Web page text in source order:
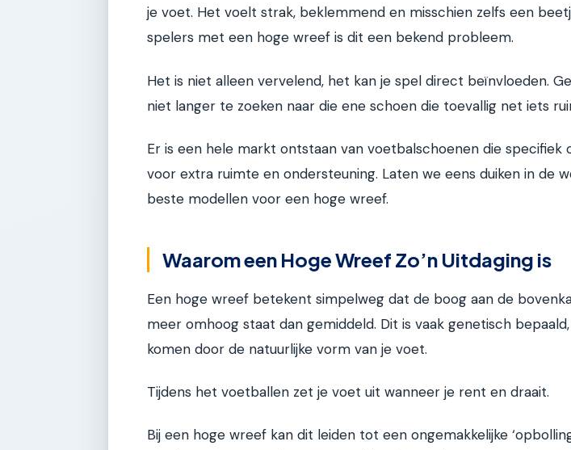
je voet. Het voelt strak, beklemmend en misschien zelfs een
spelers met een hoge wreef is dit een bekend probleem.
Het is niet alleen vervelend, het kan je spel direct beïnvloeden.
niet langer te zoeken naar die ene schoen die toevallig net iets
Er is een hele markt ontstaan van voetbalschoenen die specifiek
voor extra ruimte en ondersteuning. Laten we eens duiken in de
beste modellen voor een hoge wreef.
Waarom een Hoge Wreef Zo’n Uitdaging is
Een hoge wreef betekent simpelweg dat de boog aan de
meer omhoog staat dan gemiddeld. Dit is vaak genetisch
komen door de natuurlijke vorm van je voet.
Tijdens het voetballen zet je voet uit wanneer je rent en draait.
Bij een hoge wreef kan dit leiden tot een ongemakkelijke